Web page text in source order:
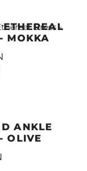
ETHEREAL
MOKKA
ANKLE
OLIVE